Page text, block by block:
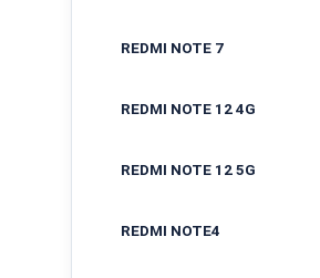
REDMI NOTE 7
REDMI NOTE 12 4G
REDMI NOTE 12 5G
REDMI NOTE4